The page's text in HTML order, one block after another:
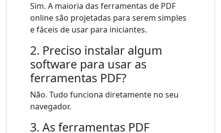
Sim. A maioria das ferramentas de PDF
online são projetadas para serem simples
e fáceis de usar para iniciantes.
2. Preciso instalar algum
software para usar as
ferramentas PDF?
Não. Tudo funciona diretamente no seu
navegador.
3. As ferramentas PDF